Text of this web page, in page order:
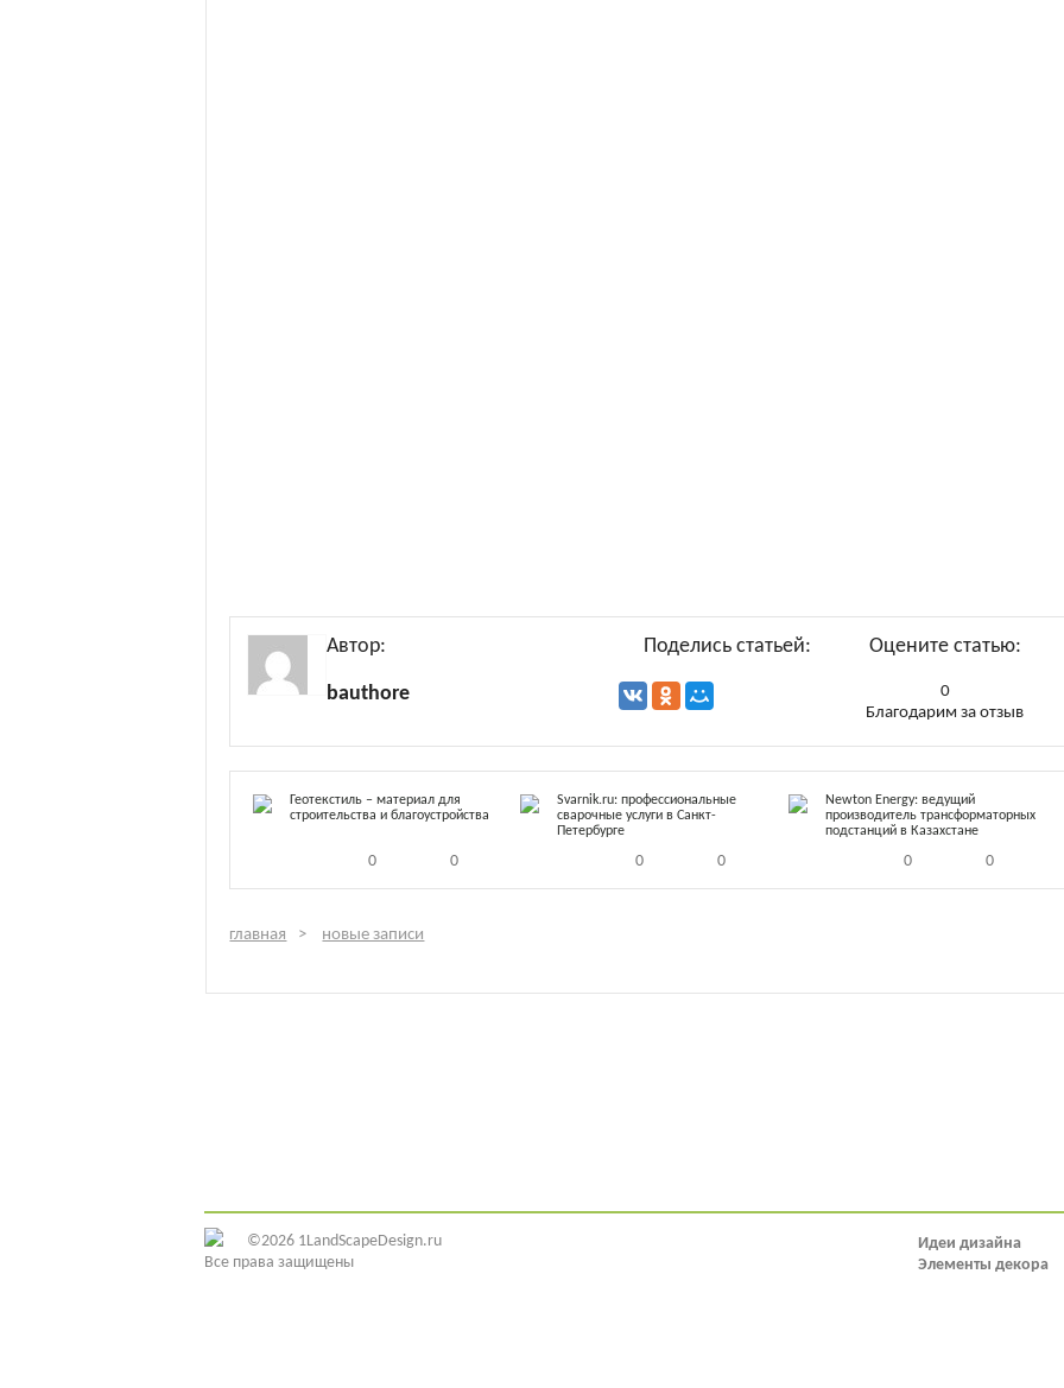
Автор:
bauthore
Поделись статьей: Оцените статью:
0
Благодарим за отзыв
Геотекстиль – материал для
строительства и благоустройства
0 0
Svarnik.ru: профессиональные
сварочные услуги в Санкт-
Петербурге
0 0
Newton Energy: ведущий
производитель трансформаторных
подстанций в Казахстане
0 0
главная новые записи
©2026 1LandScapeDesign.ru
Все права защищены
Идеи дизайна
Элементы декора